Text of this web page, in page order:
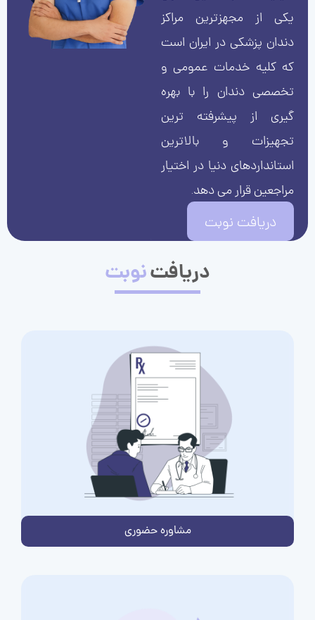
یکی از مجهزترین مراکز
دندان پزشکی در ایران است
که کلیه خدمات عمومی و
تخصصی دندان را با بهره
گیری از پیشرفته ترین
تجهیزات و بالاترین
استانداردهای دنیا در اختیار
مراجعین قرار می دهد.
دریافت نوبت
دریافتنوبت
مشاوره حضوری